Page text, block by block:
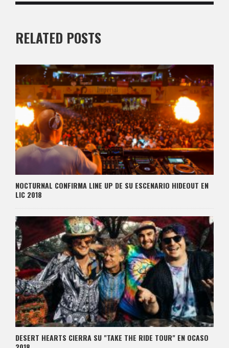
RELATED POSTS
NOCTURNAL CONFIRMA LINE UP DE SU ESCENARIO HIDEOUT EN
LIC 2018
DESERT HEARTS CIERRA SU "TAKE THE RIDE TOUR" EN OCASO